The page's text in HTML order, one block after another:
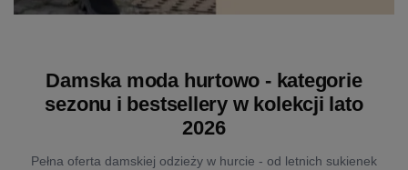
Damska moda hurtowo - kategorie
sezonu i bestsellery w kolekcji lato
2026
Pełna oferta damskiej odzieży w hurcie - od letnich sukienek